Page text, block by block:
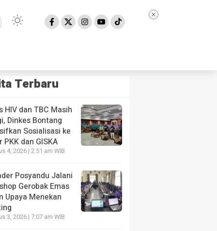
HIV dan TBC Masih Tinggi, Dinkes Bontang
PKK dan GISKA
Terbaru
HIV dan TBC Masih
Dinkes Bontang
Sosialisasi ke
PKK dan GISKA
4, 2026 | 2:51 am WIB
Posyandu Jalani
Gerobak Emas
Upaya Menekan
3, 2026 | 7:07 am WIB